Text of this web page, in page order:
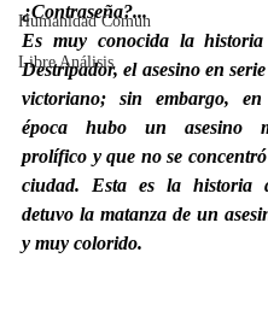
Humanidad Común
Libre Análisis
¿Contraseña?...
Es muy conocida la
Destripador, el asesino en
victoriano; sin embargo, en
época hubo un asesino
prolífico y que no se
ciudad. Esta es la historia
detuvo la matanza de un
y muy colorido.